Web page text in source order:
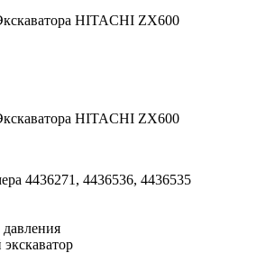
HITACHI ZX600
HITACHI ZX600
4436271, 4436536, 4436535